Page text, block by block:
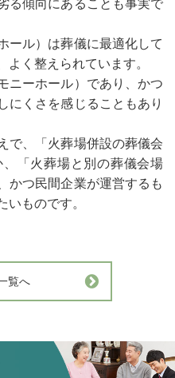
る傾向にあることも事実で
ール）は葬儀に最適化して
く整えられています。
ニーホール）であり、かつ
にくさを感じることもあり
で、「火葬場併設の葬儀会
「火葬場と別の葬儀会場
かつ民間企業が運営するも
いものです。
覧へ